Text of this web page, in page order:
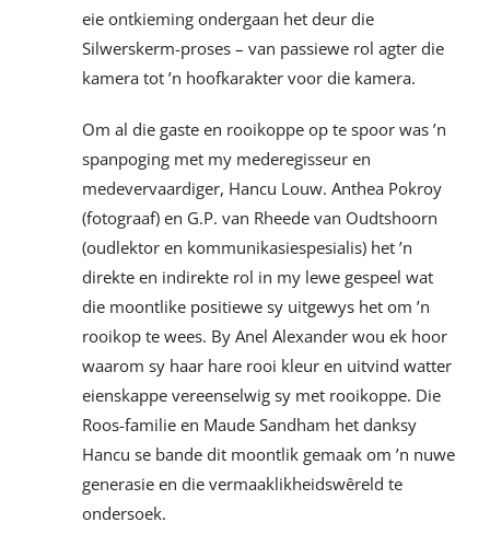
eie ontkieming ondergaan het deur die
Silwerskerm-proses – van passiewe rol agter die
kamera tot ’n hoofkarakter voor die kamera.
Om al die gaste en rooikoppe op te spoor was ’n
spanpoging met my mederegisseur en
medevervaardiger, Hancu Louw. Anthea Pokroy
(fotograaf) en G.P. van Rheede van Oudtshoorn
(oudlektor en kommunikasiespesialis) het ’n
direkte en indirekte rol in my lewe gespeel wat
die moontlike positiewe sy uitgewys het om ’n
rooikop te wees. By Anel Alexander wou ek hoor
waarom sy haar hare rooi kleur en uitvind watter
eienskappe vereenselwig sy met rooikoppe. Die
Roos-familie en Maude Sandham het danksy
Hancu se bande dit moontlik gemaak om ’n nuwe
generasie en die vermaaklikheidswêreld te
ondersoek.